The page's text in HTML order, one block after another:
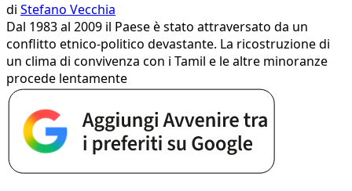
di Stefano Vecchia
Dal 1983 al 2009 il Paese è stato attraversato da un
conflitto etnico-politico devastante. La ricostruzione di
un clima di convivenza con i Tamil e le altre minoranze
procede lentamente